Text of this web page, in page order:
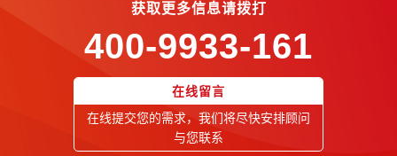
获取更多信息请拨打
400-9933-161
在线留言
在线提交您的需求，我们将尽快安排顾问
与您联系